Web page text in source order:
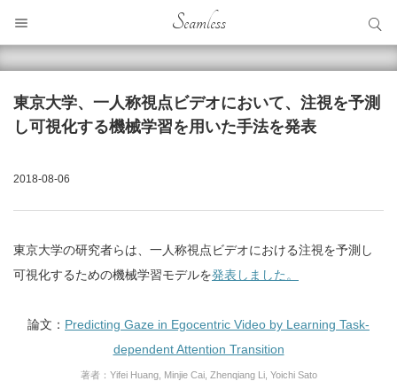
Seamless
東京大学、一人称視点ビデオにおいて、注視を予測
し可視化する機械学習を用いた手法を発表
2018-08-06
東京大学の研究者らは、一人称視点ビデオにおける注視を予測し
可視化するための機械学習モデルを発表しました。
論文： Predicting Gaze in Egocentric Video by Learning Task-
dependent Attention Transition
著者：Yifei Huang, Minjie Cai, Zhenqiang Li, Yoichi Sato
サイト内検索